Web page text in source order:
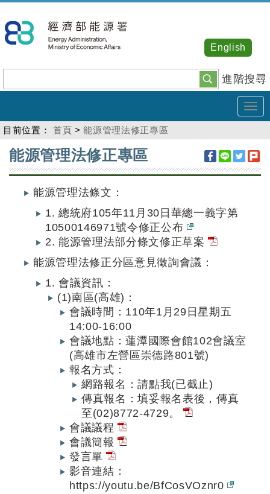
到
主
內
容
進階搜尋
English
目前位置： 首頁 >能源管理法修正專區
:::
能源管理法修正專區
能源管理法條文：
1. 總統府105年11月30日華總一義字第
10500146971號令修正公布
2. 能源管理法部分條文修正草案
能源管理法修正分區意見徵詢會議：
1. 會議資訊：
(1)南區(高雄)：
會議時間：110年1月29日星期五
14:00-16:00
會議地點：蓮潭國際會館102會議室
(高雄市左營區崇德路801號)
報名方式：
網路報名：請點我(已截止)
傳真報名：填妥報名表後，傳真
至(02)8772-4729。
會議議程
會議簡報
發言單
影音連結：
https://youtu.be/BfCosVOznr0